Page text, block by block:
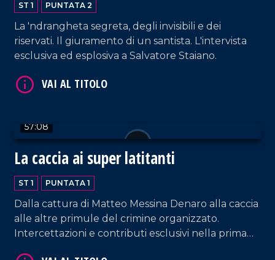
ST 1 PUNTATA 2
La 'ndrangheta segreta, degli invisibili e dei
riservati. Il giuramento di un santista. L'intervista
esclusiva ed esplosiva a Salvatore Staiano.
57:08
La caccia ai super latitanti
ST 1 PUNTATA 1
Dalla cattura di Matteo Messina Denaro alla caccia
alle altre primule del crimine organizzato.
Intercettazioni e contributi esclusivi nella prima